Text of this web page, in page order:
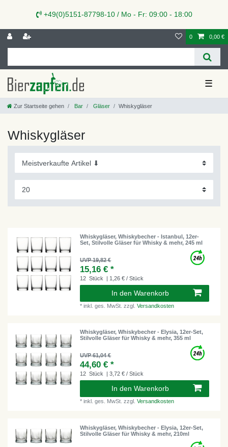
+49(0)5151-87798-10 / Mo - Fr: 09:00 - 18:00
0 0,00 €
☰
Zur Startseite gehen Bar Gläser Whiskygläser
Whiskygläser
Whiskygläser, Whiskybecher - Istanbul, 12er-
Set, Stilvolle Gläser für Whisky & mehr, 245 ml
UVP 19,82 €
15,16 € *
12 Stück | 1,26 € / Stück
In den Warenkorb
*inkl. ges. MwSt. zzgl.Versandkosten
Whiskygläser, Whiskybecher - Elysia, 12er-Set,
Stilvolle Gläser für Whisky & mehr, 355 ml
UVP 61,04 €
44,60 € *
12 Stück | 3,72 € / Stück
In den Warenkorb
*inkl. ges. MwSt. zzgl.Versandkosten
Whiskygläser, Whiskybecher - Elysia, 12er-Set,
Stilvolle Gläser für Whisky & mehr, 210ml